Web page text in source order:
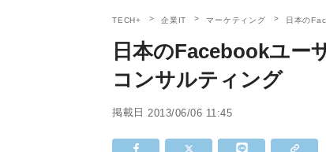
TECH+ 企業IT マーケティング 日本の
日本のFacebookユー
コンサルティング
掲載日 2013/06/06 11:45